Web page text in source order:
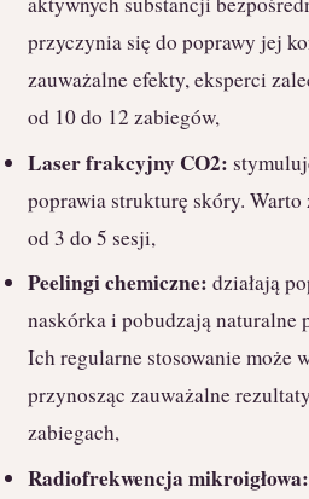
przyczynia się do poprawy jej
zauważalne efekty, eksperci
od 10 do 12 zabiegów,
Laser frakcyjny CO2:
poprawia strukturę skóry. Warto
od 3 do 5 sesji,
Peelingi chemiczne: działają
naskórka i pobudzają naturalne
Ich regularne stosowanie może
przynosząc zauważalne
zabiegach,
Radiofrekwencja mikroigłowa: